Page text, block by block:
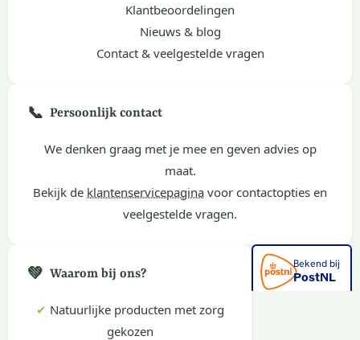
Klantbeoordelingen
Nieuws & blog
Contact & veelgestelde vragen
📞 Persoonlijk contact
We denken graag met je mee en geven advies op
maat.
Bekijk de klantenservicepagina voor contactopties en
veelgestelde vragen.
💚 Waarom bij ons?
✔ Natuurlijke producten met zorg
gekozen